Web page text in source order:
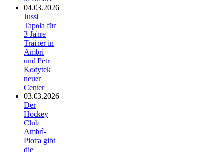
04.03.2026
Jussi
Tapola für
3 Jahre
Trainer in
Ambri
und Petr
Kodytek
neuer
Center
03.03.2026
Der
Hockey
Club
Ambrì-
Piotta gibt
die